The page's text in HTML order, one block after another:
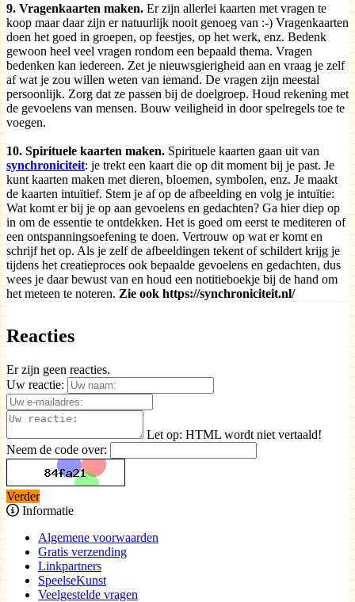
9. Vragenkaarten maken. Er zijn allerlei kaarten met vragen te
koop maar daar zijn er natuurlijk nooit genoeg van :-) Vragenkaarten
doen het goed in groepen, op feestjes, op het werk, enz. Bedenk
gewoon heel veel vragen rondom een bepaald thema. Vragen
bedenken kan iedereen. Zet je nieuwsgierigheid aan en vraag je zelf
af wat je zou willen weten van iemand. De vragen zijn meestal
persoonlijk. Zorg dat ze passen bij de doelgroep. Houd rekening met
de gevoelens van mensen. Bouw veiligheid in door spelregels toe te
voegen.
10. Spirituele kaarten maken. Spirituele kaarten gaan uit van
synchroniciteit: je trekt een kaart die op dit moment bij je past. Je
kunt kaarten maken met dieren, bloemen, symbolen, enz. Je maakt
de kaarten intuïtief. Stem je af op de afbeelding en volg je intuïtie:
Wat komt er bij je op aan gevoelens en gedachten? Ga hier diep op
in om de essentie te ontdekken. Het is goed om eerst te mediteren of
een ontspanningsoefening te doen. Vertrouw op wat er komt en
schrijf het op. Als je zelf de afbeeldingen tekent of schildert krijg je
tijdens het creatieproces ook bepaalde gevoelens en gedachten, dus
wees je daar bewust van en houd een notitieboekje bij de hand om
het meteen te noteren. Zie ook https://synchroniciteit.nl/
Reacties
Er zijn geen reacties.
Uw reactie:
Let op: HTML wordt niet vertaald!
Neem de code over:
Verder
Informatie
Algemene voorwaarden
Gratis verzending
Linkpartners
SpeelseKunst
Veelgestelde vragen